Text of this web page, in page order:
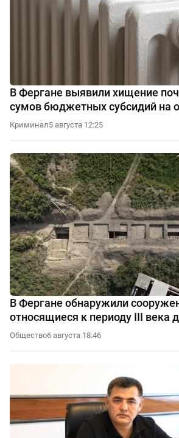
В Фергане выявили хищение
сумов бюджетных субсидий на
Криминал5 августа 12:25
В Фергане обнаружили
относящиеся к периоду III века
Общество6 августа 18:46